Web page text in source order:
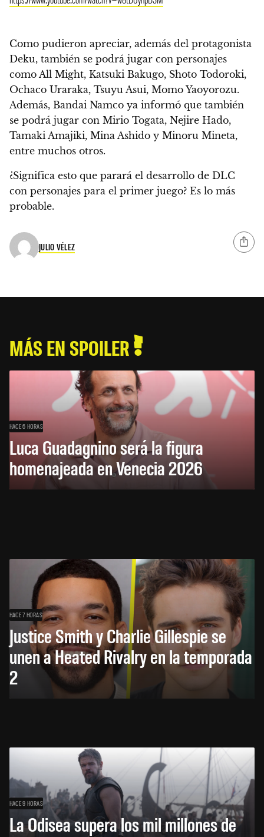
Como pudieron apreciar, además del protagonista
Deku, también se podrá jugar con personajes
como All Might, Katsuki Bakugo, Shoto Todoroki,
Ochaco Uraraka, Tsuyu Asui, Momo Yaoyorozu.
Además, Bandai Namco ya informó que también
se podrá jugar con Mirio Togata, Nejire Hado,
Tamaki Amajiki, Mina Ashido y Minoru Mineta,
entre muchos otros.
¿Significa esto que parará el desarrollo de DLC
con personajes para el primer juego? Es lo más
probable.
JULIO VÉLEZ
MÁS EN SPOILER
HACE 6 HORAS
Luca Guadagnino será la figura
homenajeada en Venecia 2026
HACE 7 HORAS
Justice Smith y Charlie Gillespie se
unen a Heated Rivalry en la temporada
2
HACE 9 HORAS
La Odisea supera los mil millones de